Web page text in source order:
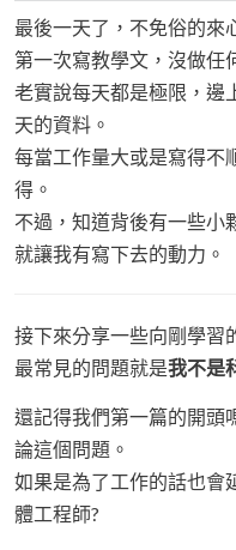
最後一天了，不免俗的來
第一次寫教學文，沒做任
老實說每天都是極限，邊
天的資料。
每當工作量大或是寫得不
得。
不過，知道背後有一些小
就讓我有寫下去的動力。
接下來分享一些向剛學習
最常見的問題就是我不是
還記得我們第一篇的開頭
論這個問題。
如果是為了工作的話也會
體工程師?